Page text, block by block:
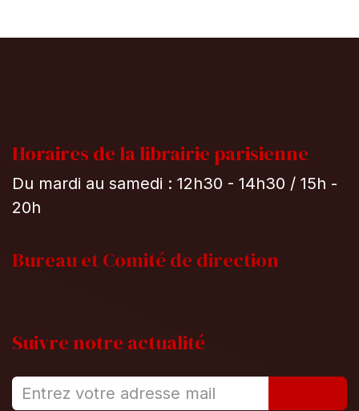
Horaires de la librairie parisienne
Du mardi au samedi : 12h30 - 14h30 / 15h -
20h
Bureau etComité de direction
Suivre notre actualité